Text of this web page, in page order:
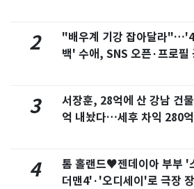
2
"배우계 기강 잡아달라
백' 수애, SNS 오픈·프로필
3
서장훈, 28억에 산 강남 건
억 내놨다…세후 차익 280
4
톰 홀랜드♥젠데이아 부부 '
더맨4'·'오디세이'로 극장